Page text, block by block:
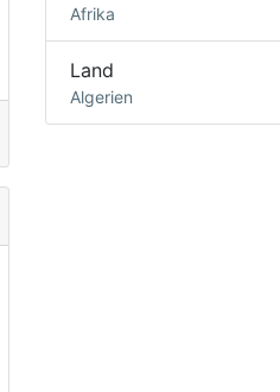
Afrika
Land
Algerien